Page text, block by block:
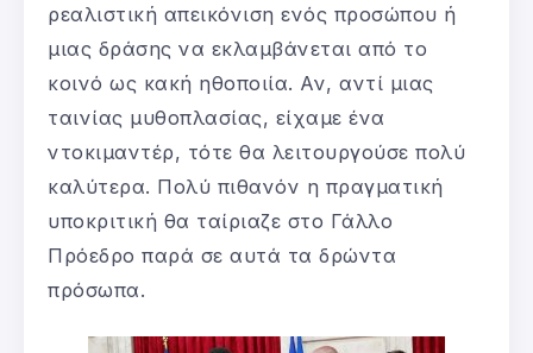
ρεαλιστική απεικόνιση ενός προσώπου ή
μιας δράσης να εκλαμβάνεται από το
κοινό ως κακή ηθοποιία. Αν, αντί μιας
ταινίας μυθοπλασίας, είχαμε ένα
ντοκιμαντέρ, τότε θα λειτουργούσε πολύ
καλύτερα. Πολύ πιθανόν η πραγματική
υποκριτική θα ταίριαζε στο Γάλλο
Πρόεδρο παρά σε αυτά τα δρώντα
πρόσωπα.